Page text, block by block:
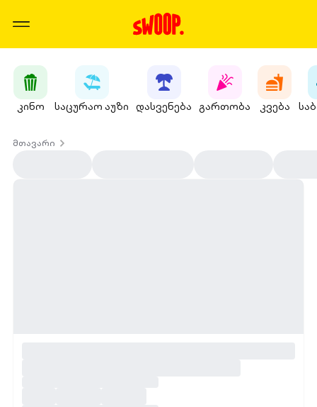
კინო საცურაო აუზი დასვენება გართობა კვება
მთავარი